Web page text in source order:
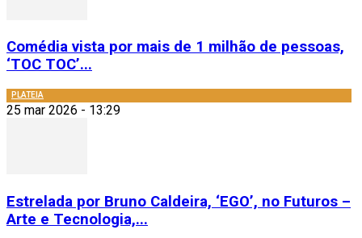
Comédia vista por mais de 1 milhão de pessoas,
‘TOC TOC’...
PLATEIA
25 mar 2026 - 13:29
Estrelada por Bruno Caldeira, ‘EGO’, no Futuros –
Arte e Tecnologia,...